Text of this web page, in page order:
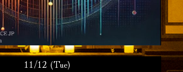
11/12 (Tue)